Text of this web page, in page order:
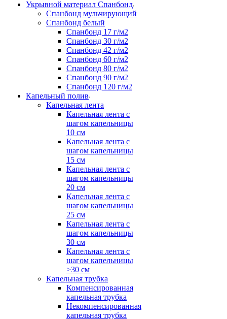
Укрывной материал Спанбонд
Спанбонд мульчирующий
Спанбонд белый
Спанбонд 17 г/м2
Спанбонд 30 г/м2
Спанбонд 42 г/м2
Спанбонд 60 г/м2
Спанбонд 80 г/м2
Спанбонд 90 г/м2
Спанбонд 120 г/м2
Капельный полив
Капельная лента
Капельная лента с
шагом капельницы
10 см
Капельная лента с
шагом капельницы
15 см
Капельная лента с
шагом капельницы
20 см
Капельная лента с
шагом капельницы
25 см
Капельная лента с
шагом капельницы
30 см
Капельная лента с
шагом капельницы
>30 см
Капельная трубка
Компенсированная
капельная трубка
Некомпенсированная
капельная трубка